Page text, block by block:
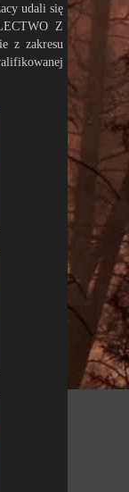
udali się
Z
z zakresu